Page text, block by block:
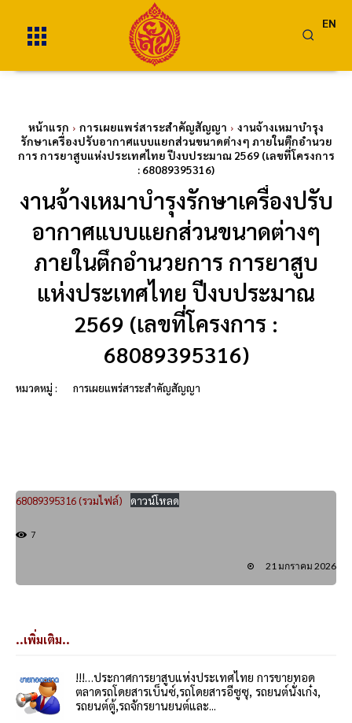
EN
หน้าแรก การเผยแพร่สาระสำคัญสัญญา
งานจ้างเหมาบำรุง
รักษาเครื่องปรับอากาศแบบแยกส่วนขนาดต่างๆ ภายในตึกอำนวย
การ การยาสูบแห่งประเทศไทย ปีงบประมาณ 2569 (เลขที่โครงการ
: 68089395316)
งานจ้างเหมาบำรุงรักษาเครื่องปรับ
อากาศแบบแยกส่วนขนาดต่างๆ
ภายในตึกอำนวยการ การยาสูบ
แห่งประเทศไทย ปีงบประมาณ
2569 (เลขที่โครงการ :
68089395316)
หมวดหมู่ : การเผยแพร่สาระสำคัญสัญญา
68089395316 (รวมไฟล์) ดาวน์โหลด
7
21 มกราคม 2026
..เพิ่มเติม..
!!!…ประกาศการยาสูบแห่งประเทศไทย การขายทอด
ตลาดรถโดยสารเบ็นซ์,รถโดยสารอีซูซุ, รถยนต์นั่งเก๋ง,
รถยนต์ตู้,รถจักรยานยนต์และ...